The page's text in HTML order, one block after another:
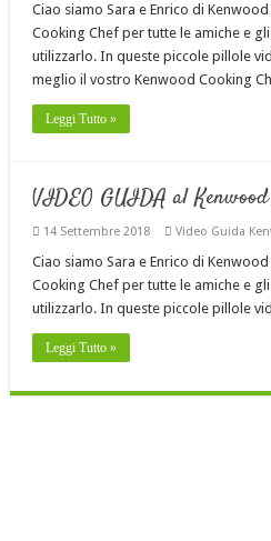
Ciao siamo Sara e Enrico di
Cooking Chef per tutte le amiche e
utilizzarlo. In queste piccole pillole
meglio il vostro Kenwood Cooking
Leggi Tutto »
VIDEO GUIDA al
14 Settembre 2018 Video Guida
Ciao siamo Sara e Enrico di
Cooking Chef per tutte le amiche e
utilizzarlo. In queste piccole pillole
Leggi Tutto »